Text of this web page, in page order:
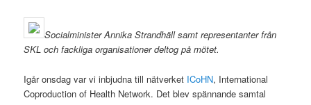
Socialminister Annika Strandhäll samt representanter från
SKL och fackliga organisationer deltog på mötet.
Igår onsdag var vi inbjudna till nätverket ICoHN, International
Coproduction of Health Network. Det blev spännande samtal